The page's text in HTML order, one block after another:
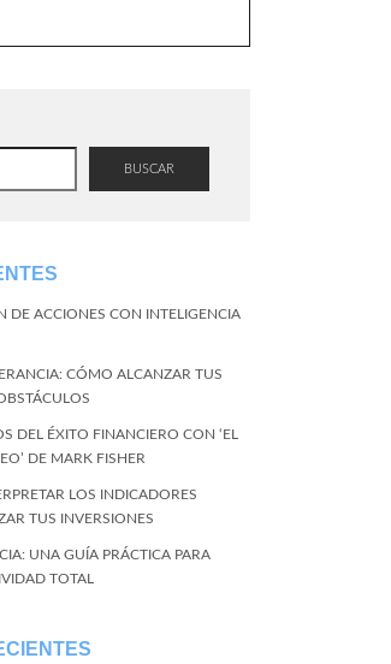
BUSCAR
DE ACCIONES CON INTELIGENCIA
CÓMO ALCANZAR TUS
DEL ÉXITO FINANCIERO CON ‘EL
DE MARK FISHER
LOS INDICADORES
TUS INVERSIONES
UNA GUÍA PRÁCTICA PARA
TOTAL